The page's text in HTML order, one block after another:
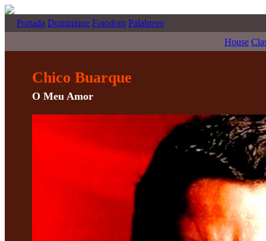
Portada Dominique Fotodom Palabrero
House
Chico Buarque
O Meu Amor